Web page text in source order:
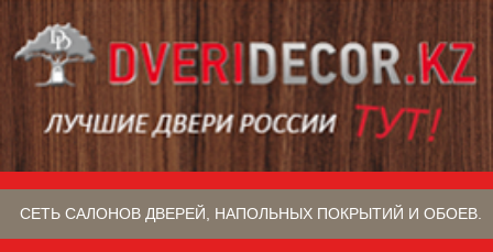
СЕТЬ САЛОНОВ ДВЕРЕЙ, НАПОЛЬНЫХ ПОКРЫТИЙ​ И ОБОЕВ.